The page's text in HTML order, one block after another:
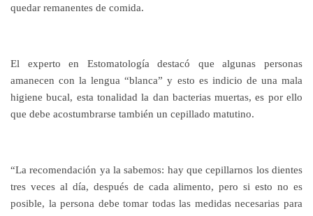
quedar remanentes de comida.
El experto en Estomatología destacó que algunas personas
amanecen con la lengua “blanca” y esto es indicio de una mala
higiene bucal, esta tonalidad la dan bacterias muertas, es por ello
que debe acostumbrarse también un cepillado matutino.
“La recomendación ya la sabemos: hay que cepillarnos los dientes
tres veces al día, después de cada alimento, pero si esto no es
posible, la persona debe tomar todas las medidas necesarias para